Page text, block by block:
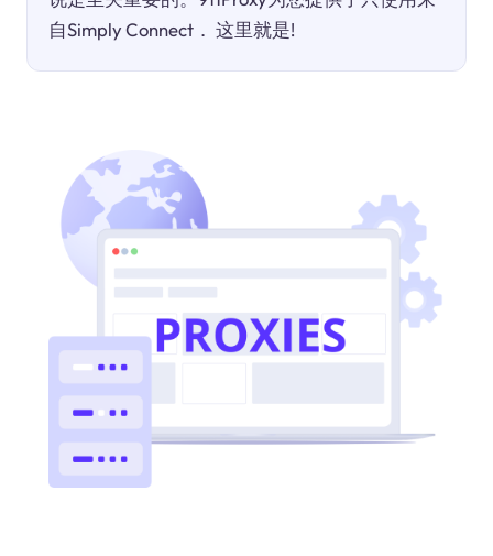
自Simply Connect． 这里就是!